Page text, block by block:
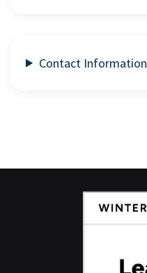
Contact Information